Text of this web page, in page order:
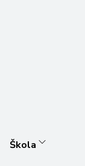
Škola